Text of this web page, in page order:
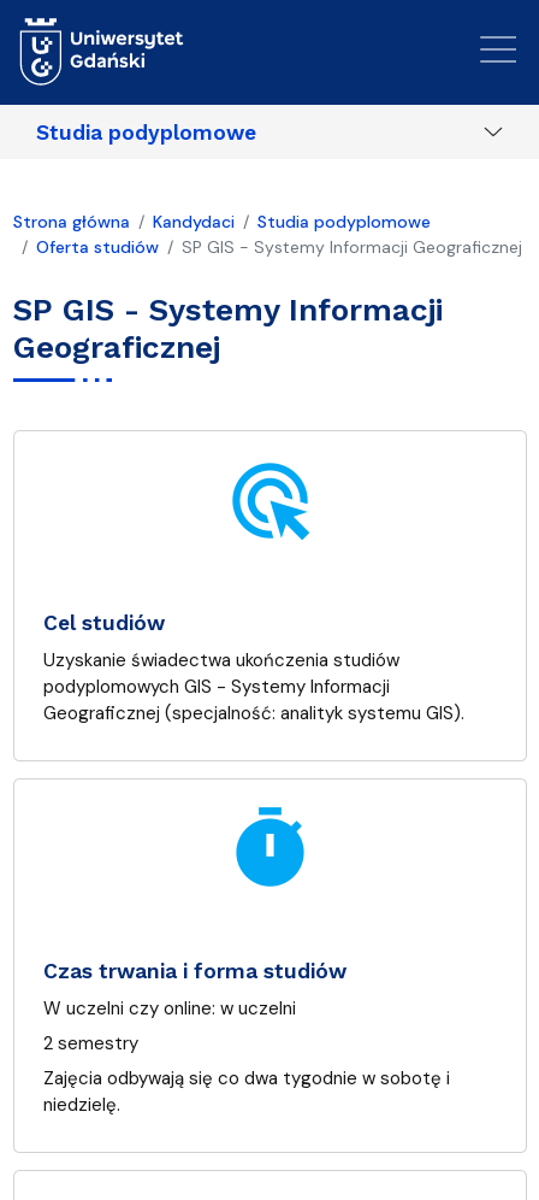
Studia podyplomowe
Strona główna Kandydaci
Studia podyplomowe
Oferta studiów
SP GIS - Systemy Informacji Geograficznej
SP GIS - Systemy Informacji
Geograficznej
ads_click
Cel studiów
Uzyskanie świadectwa ukończenia studiów
podyplomowych GIS - Systemy Informacji
Geograficznej (specjalność: analityk systemu GIS).
timer
Czas trwania i forma studiów
W uczelni czy online: w uczelni
2 semestry
Zajęcia odbywają się co dwa tygodnie w sobotę i
niedzielę.